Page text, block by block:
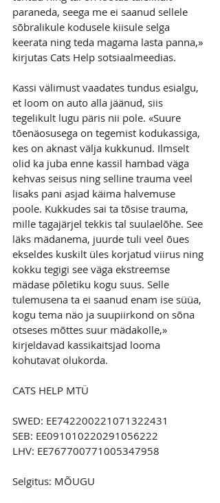
paraneda, seega me ei saanud sellele
sõbralikule kodusele kiisule selga
keerata ning teda magama lasta panna,»
kirjutas Cats Help sotsiaalmeedias.
Kassi välimust vaadates tundus esialgu,
et loom on auto alla jäänud, siis
tegelikult lugu päris nii pole. «Suure
tõenäosusega on tegemist kodukassiga,
kes on aknast välja kukkunud. Ilmselt
olid ka juba enne kassil hambad väga
kehvas seisus ning selline trauma veel
lisaks pani asjad käima halvemuse
poole. Kukkudes sai ta tõsise trauma,
mille tagajärjel tekkis tal suulaelõhe. See
läks mädanema, juurde tuli veel õues
ekseldes kuskilt üles korjatud viirus ning
kokku tegigi see väga ekstreemse
mädase põletiku kogu suus. Selle
tulemusena ta ei saanud enam ise süüa,
kogu tema näo ja suupiirkond on sõna
otseses mõttes suur mädakolle,»
kirjeldavad kassikaitsjad looma
kohutavat olukorda.
CATS HELP MTÜ
SWED: EE742200221071322431
SEB: EE091010220291056222
LHV: EE767700771005347958
Selgitus: MÕUGU